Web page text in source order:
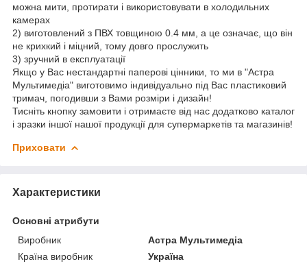
можна мити, протирати і використовувати в холодильних
камерах
2) виготовлений з ПВХ товщиною 0.4 мм, а це означає, що він
не крихкий і міцний, тому довго прослужить
3) зручний в експлуатації
Якщо у Вас нестандартні паперові цінники, то ми в "Астра
Мультимедіа" виготовимо індивідуально під Вас пластиковий
тримач, погодивши з Вами розміри і дизайн!
Тисніть кнопку замовити і отримаєте від нас додатково каталог
і зразки іншої нашої продукції для супермаркетів та магазинів!
Приховати
Характеристики
Основні атрибути
Виробник
Астра Мультимедіа
Країна виробник
Україна